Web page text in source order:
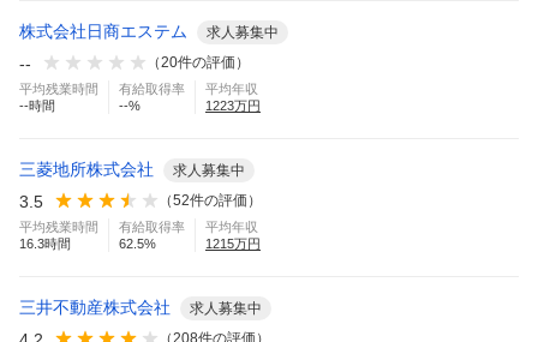
株式会社日商エステム 求人募集中
-- （20件の評価）
平均残業時間
--時間
有給取得率
--%
平均年収
1223万円
三菱地所株式会社 求人募集中
3.5 （52件の評価）
平均残業時間
16.3時間
有給取得率
62.5%
平均年収
1215万円
三井不動産株式会社 求人募集中